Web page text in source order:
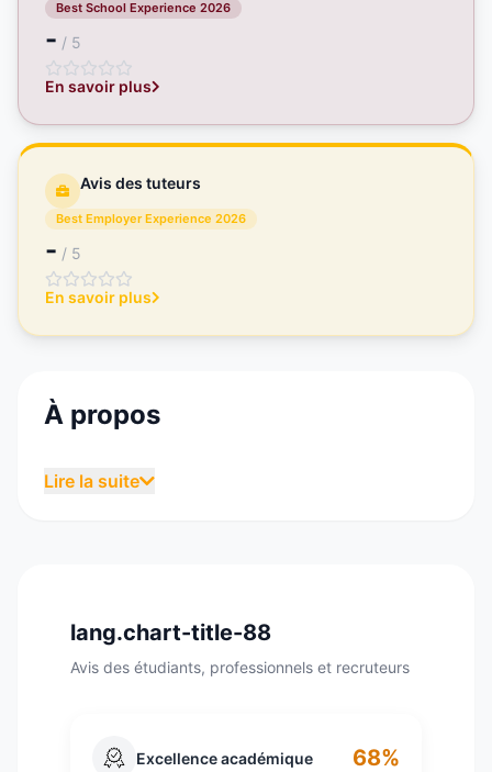
Best School Experience 2026
- / 5
En savoir plus
Avis des tuteurs
Best Employer Experience 2026
- / 5
En savoir plus
À propos
commerce française. Historiquement située à
MBA, École de Coaching, Formacadre,
formation courtes et intra-entreprises). L'École
accréditée EQUIS et AMBA.
Lire la suite
lang.chart-title-88
Avis des étudiants, professionnels et recruteurs
Excellence académique 68%